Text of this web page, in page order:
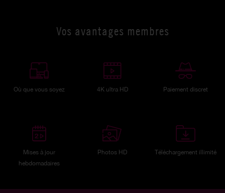
Vos avantages membres
Où que vous soyez 4K ultra HD Paiement discret
Mises à jour
hebdomadaires
Photos HD Téléchargement illimité